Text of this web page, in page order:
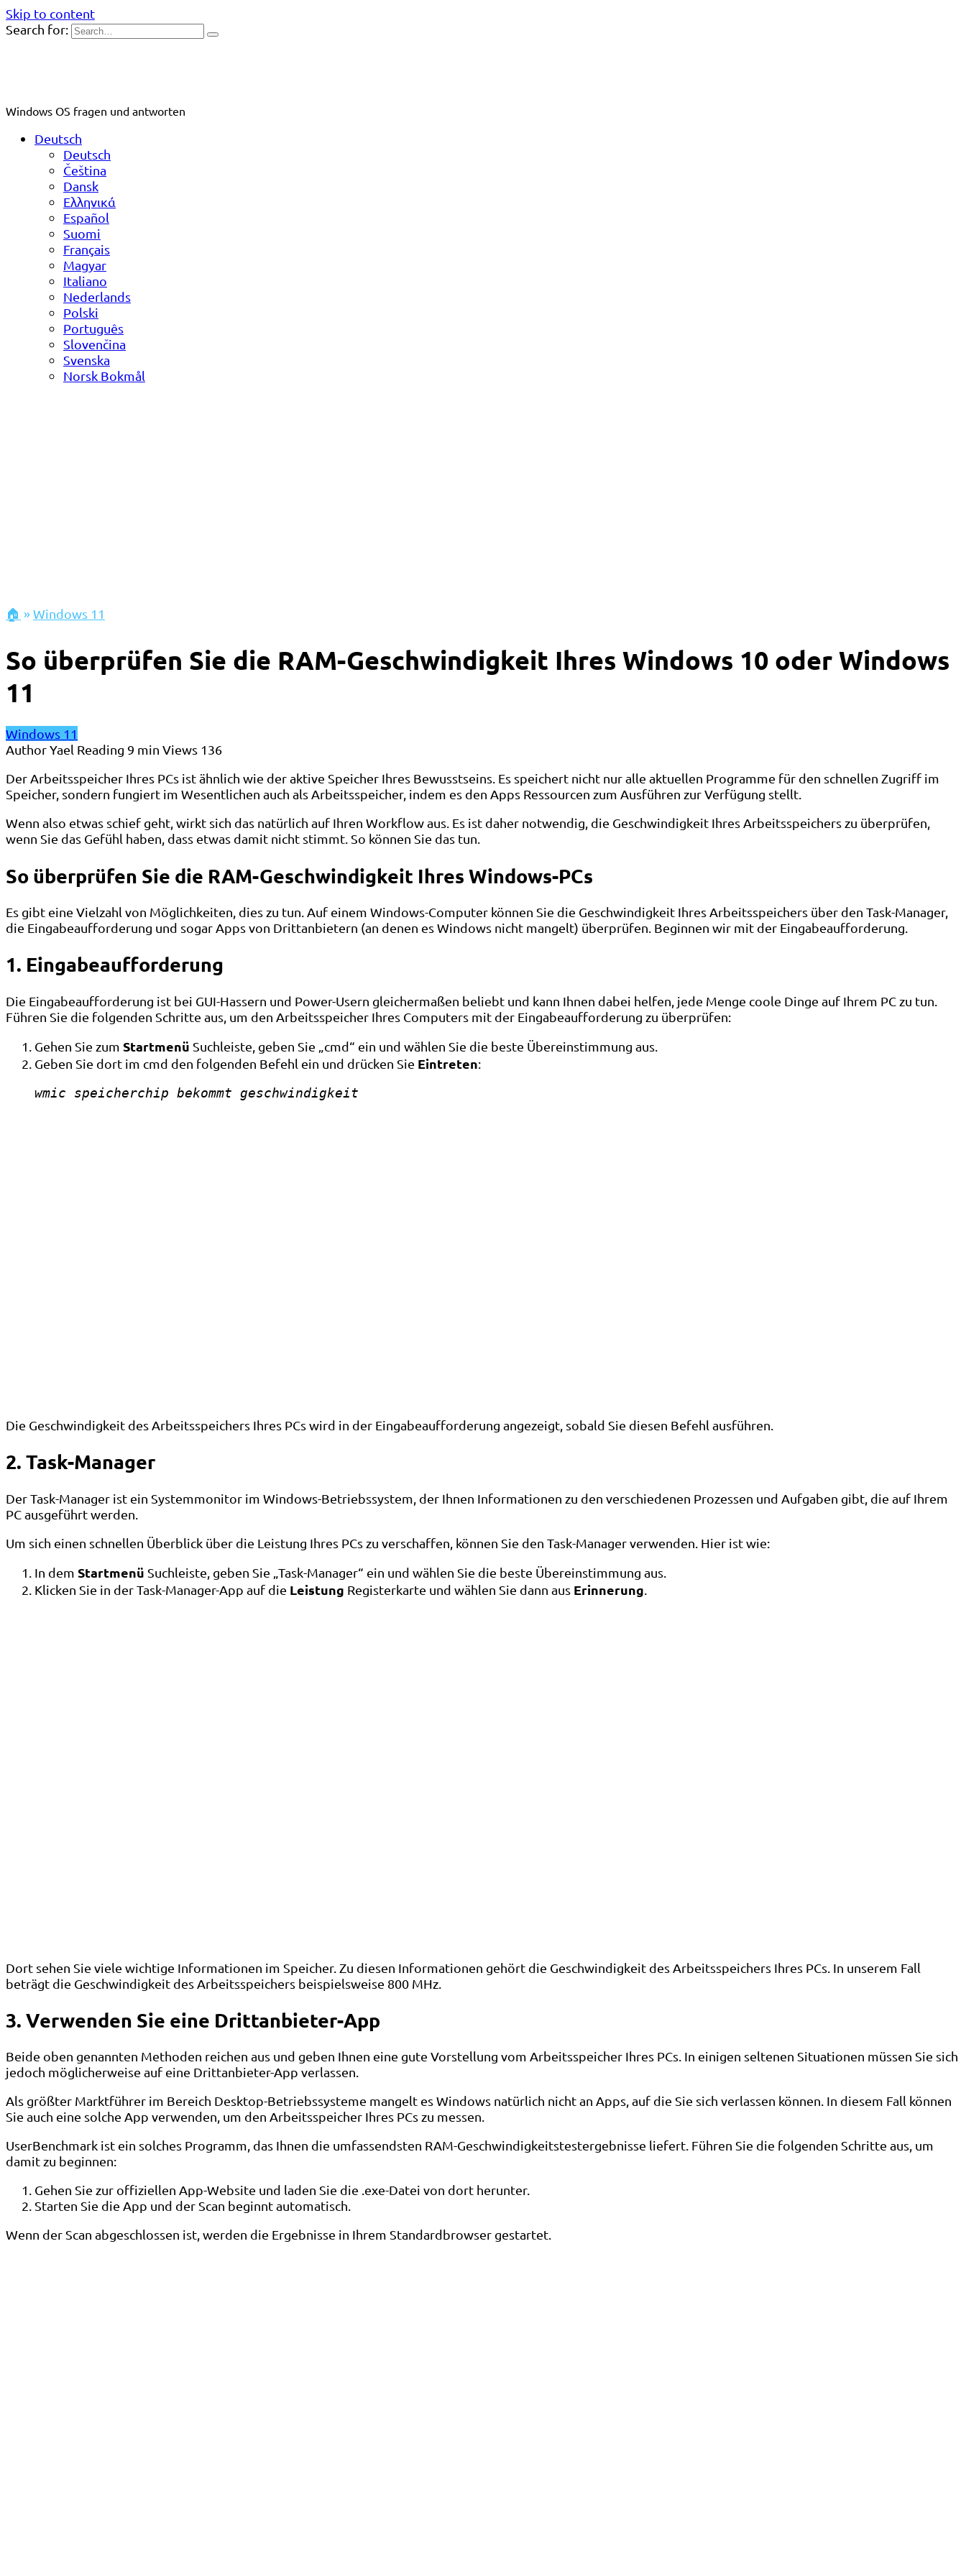
Skip to content
Search for:
Windows OS fragen und antworten
Deutsch
Deutsch
Čeština
Dansk
Ελληνικά
Español
Suomi
Français
Magyar
Italiano
Nederlands
Polski
Português
Slovenčina
Svenska
Norsk Bokmål
🏠 »Windows 11
So überprüfen Sie die RAM-Geschwindigkeit Ihres Windows 10 oder Windows
11
Windows 11
AuthorYael Reading 9 min Views 136
Der Arbeitsspeicher Ihres PCs ist ähnlich wie der aktive Speicher Ihres Bewusstseins. Es speichert nicht nur alle aktuellen Programme für den schnellen Zugriff im
Speicher, sondern fungiert im Wesentlichen auch als Arbeitsspeicher, indem es den Apps Ressourcen zum Ausführen zur Verfügung stellt.
Wenn also etwas schief geht, wirkt sich das natürlich auf Ihren Workflow aus. Es ist daher notwendig, die Geschwindigkeit Ihres Arbeitsspeichers zu überprüfen,
wenn Sie das Gefühl haben, dass etwas damit nicht stimmt. So können Sie das tun.
So überprüfen Sie die RAM-Geschwindigkeit Ihres Windows-PCs
Es gibt eine Vielzahl von Möglichkeiten, dies zu tun. Auf einem Windows-Computer können Sie die Geschwindigkeit Ihres Arbeitsspeichers über den Task-Manager,
die Eingabeaufforderung und sogar Apps von Drittanbietern (an denen es Windows nicht mangelt) überprüfen. Beginnen wir mit der Eingabeaufforderung.
1. Eingabeaufforderung
Die Eingabeaufforderung ist bei GUI-Hassern und Power-Usern gleichermaßen beliebt und kann Ihnen dabei helfen, jede Menge coole Dinge auf Ihrem PC zu tun.
Führen Sie die folgenden Schritte aus, um den Arbeitsspeicher Ihres Computers mit der Eingabeaufforderung zu überprüfen:
Gehen Sie zum Startmenü Suchleiste, geben Sie „cmd“ ein und wählen Sie die beste Übereinstimmung aus.
Geben Sie dort im cmd den folgenden Befehl ein und drücken Sie Eintreten:
wmic speicherchip bekommt geschwindigkeit
Die Geschwindigkeit des Arbeitsspeichers Ihres PCs wird in der Eingabeaufforderung angezeigt, sobald Sie diesen Befehl ausführen.
2. Task-Manager
Der Task-Manager ist ein Systemmonitor im Windows-Betriebssystem, der Ihnen Informationen zu den verschiedenen Prozessen und Aufgaben gibt, die auf Ihrem
PC ausgeführt werden.
Um sich einen schnellen Überblick über die Leistung Ihres PCs zu verschaffen, können Sie den Task-Manager verwenden. Hier ist wie:
In dem Startmenü Suchleiste, geben Sie „Task-Manager“ ein und wählen Sie die beste Übereinstimmung aus.
Klicken Sie in der Task-Manager-App auf die Leistung Registerkarte und wählen Sie dann aus Erinnerung
Dort sehen Sie viele wichtige Informationen im Speicher. Zu diesen Informationen gehört die Geschwindigkeit des Arbeitsspeichers Ihres PCs. In unserem Fall
beträgt die Geschwindigkeit des Arbeitsspeichers beispielsweise 800 MHz.
3. Verwenden Sie eine Drittanbieter-App
Beide oben genannten Methoden reichen aus und geben Ihnen eine gute Vorstellung vom Arbeitsspeicher Ihres PCs. In einigen seltenen Situationen müssen Sie sich
jedoch möglicherweise auf eine Drittanbieter-App verlassen.
Als größter Marktführer im Bereich Desktop-Betriebssysteme mangelt es Windows natürlich nicht an Apps, auf die Sie sich verlassen können. In diesem Fall können
Sie auch eine solche App verwenden, um den Arbeitsspeicher Ihres PCs zu messen.
UserBenchmark ist ein solches Programm, das Ihnen die umfassendsten RAM-Geschwindigkeitstestergebnisse liefert. Führen Sie die folgenden Schritte aus, um
damit zu beginnen:
Gehen Sie zur offiziellen App-Website und laden Sie die .exe-Datei von dort herunter.
Starten Sie die App und der Scan beginnt automatisch.
Wenn der Scan abgeschlossen ist, werden die Ergebnisse in Ihrem Standardbrowser gestartet.